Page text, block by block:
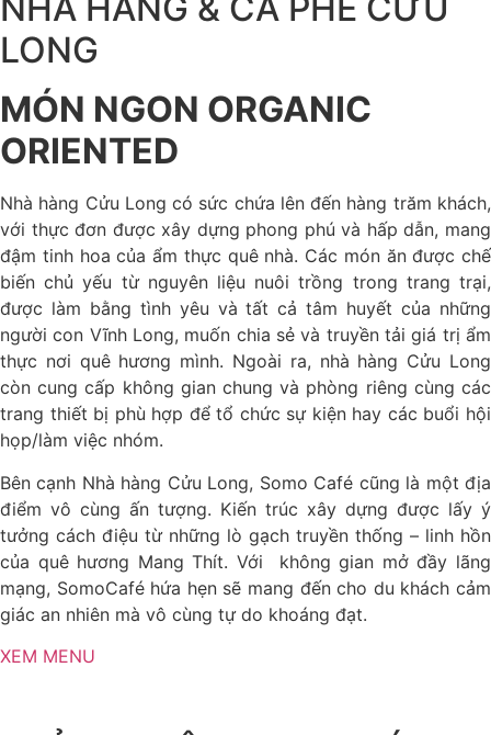
LONG
MÓN NGON ORGANIC
ORIENTED
Nhà hàng Cửu Long có sức chứa lên đến hàng trăm khách,
với thực đơn được xây dựng phong phú và hấp dẫn, mang
đậm tinh hoa của ẩm thực quê nhà. Các món ăn được chế
biến chủ yếu từ nguyên liệu nuôi trồng trong trang trại,
được làm bằng tình yêu và tất cả tâm huyết của những
người con Vĩnh Long, muốn chia sẻ và truyền tải giá trị ẩm
thực nơi quê hương mình. Ngoài ra, nhà hàng Cửu Long
còn cung cấp không gian chung và phòng riêng cùng các
trang thiết bị phù hợp để tổ chức sự kiện hay các buổi hội
họp/làm việc nhóm.
Bên cạnh Nhà hàng Cửu Long, Somo Café cũng là một địa
điểm vô cùng ấn tượng. Kiến trúc xây dựng được lấy ý
tưởng cách điệu từ những lò gạch truyền thống – linh hồn
của quê hương Mang Thít. Với không gian mở đầy lãng
mạng, SomoCafé hứa hẹn sẽ mang đến cho du khách cảm
giác an nhiên mà vô cùng tự do khoáng đạt.
XEM MENU